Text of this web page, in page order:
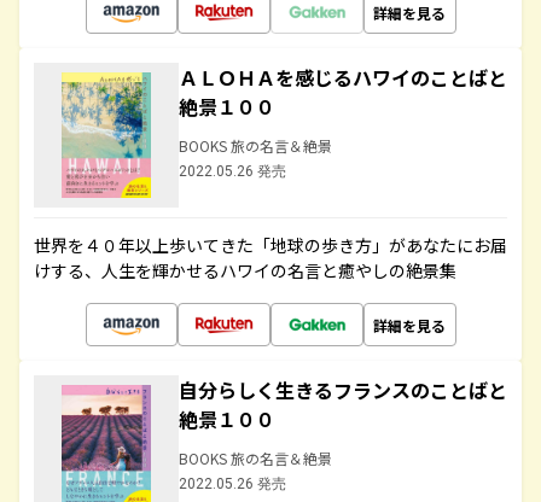
詳細を見る
ＡＬＯＨＡを感じるハワイのことばと
絶景１００
BOOKS 旅の名言＆絶景
2022.05.26 発売
世界を４０年以上歩いてきた「地球の歩き方」があなたにお届
けする、人生を輝かせるハワイの名言と癒やしの絶景集
詳細を見る
自分らしく生きるフランスのことばと
絶景１００
BOOKS 旅の名言＆絶景
2022.05.26 発売